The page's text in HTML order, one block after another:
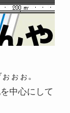
ぉぉ。
中心にして